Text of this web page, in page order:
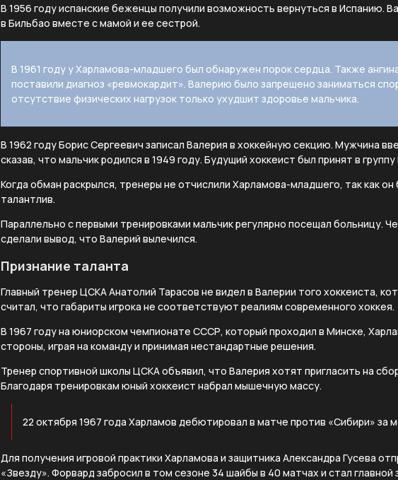
В 1956 году испанские беженцы получили возможность вернуться в Испанию.
в Бильбао вместе с мамой и ее сестрой.
В 1961 году у Харламова-младшего был обнаружен порок сердца. Также
поставили диагноз «ревмокардит». Валерию было запрещено заниматься
отсутствие физических нагрузок только ухудшит здоровье мальчика.
В 1962 году Борис Сергеевич записал Валерия в хоккейную секцию. Мужчина
сказав, что мальчик родился в 1949 году. Будущий хоккеист был принят в
Когда обман раскрылся, тренеры не отчислили Харламова-младшего, так как
талантлив.
Параллельно с первыми тренировками мальчик регулярно посещал больницу.
сделали вывод, что Валерий вылечился.
Признание таланта
Главный тренер ЦСКА Анатолий Тарасов не видел в Валерии того хоккеиста,
считал, что габариты игрока не соответствуют реалиям современного хоккея.
В 1967 году на юниорском чемпионате СССР, который проходил в Минске,
стороны, играя на команду и принимая нестандартные решения.
Тренер спортивной школы ЦСКА объявил, что Валерия хотят пригласить на
Благодаря тренировкам юный хоккеист набрал мышечную массу.
22 октября 1967 года Харламов дебютировал в матче против «Сибири» за
Для получения игровой практики Харламова и защитника Александра Гусева
«Звезду». Форвард забросил в том сезоне 34 шайбы в 40 матчах и стал главной